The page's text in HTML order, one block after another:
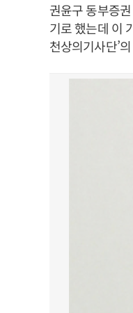
권윤구 동부증
기로 했는데 이
천상의기사단’